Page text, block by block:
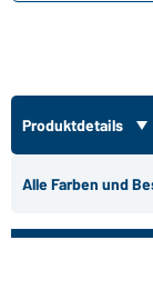
Produktdetails
Alle Farben und